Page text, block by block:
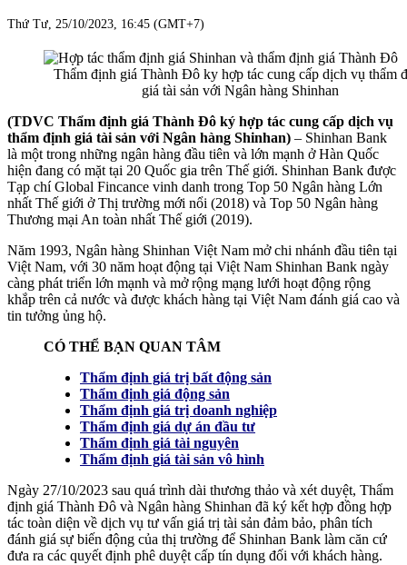
Thứ Tư, 25/10/2023, 16:45 (GMT+7)
Thẩm định giá Thành Đô ky hợp tác cung cấp dịch vụ thẩm
giá tài sản với Ngân hàng Shinhan
(TDVC Thẩm định giá Thành Đô ký hợp tác cung cấp dịch vụ
thẩm định giá tài sản với Ngân hàng Shinhan) – Shinhan Bank
là một trong những ngân hàng đầu tiên và lớn mạnh ở Hàn Quốc
hiện đang có mặt tại 20 Quốc gia trên Thế giới. Shinhan Bank được
Tạp chí Global Fincance vinh danh trong Top 50 Ngân hàng Lớn
nhất Thế giới ở Thị trường mới nổi (2018) và Top 50 Ngân hàng
Thương mại An toàn nhất Thế giới (2019).
Năm 1993, Ngân hàng Shinhan Việt Nam mở chi nhánh đầu tiên tại
Việt Nam, với 30 năm hoạt động tại Việt Nam Shinhan Bank ngày
càng phát triển lớn mạnh và mở rộng mạng lưới hoạt động rộng
khắp trên cả nước và được khách hàng tại Việt Nam đánh giá cao và
tin tưởng ủng hộ.
CÓ THỂ BẠN QUAN TÂM
Thẩm định giá trị bất động sản
Thẩm định giá động sản
Thẩm định giá trị doanh nghiệp
Thẩm định giá dự án đầu tư
Thẩm định giá tài nguyên
Thẩm định giá tài sản vô hình
Ngày 27/10/2023 sau quá trình dài thương thảo và xét duyệt, Thẩm
định giá Thành Đô và Ngân hàng Shinhan đã ký kết hợp đồng hợp
tác toàn diện về dịch vụ tư vấn giá trị tài sản đảm bảo, phân tích
đánh giá sự biến động của thị trường để Shinhan Bank làm căn cứ
đưa ra các quyết định phê duyệt cấp tín dụng đối với khách hàng.